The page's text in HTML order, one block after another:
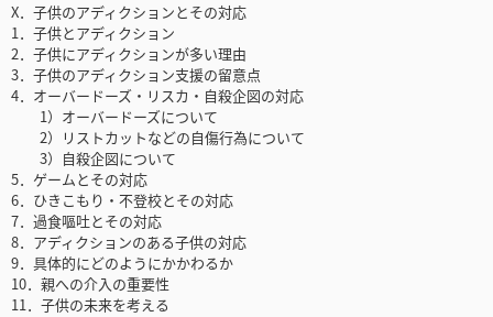
X．子供のアディクションとその対応
1．子供とアディクション
2．子供にアディクションが多い理由
3．子供のアディクション支援の留意点
4．オーバードーズ・リスカ・自殺企図の対応
1）オーバードーズについて
2）リストカットなどの自傷行為について
3）自殺企図について
5．ゲームとその対応
6．ひきこもり・不登校とその対応
7．過食嘔吐とその対応
8．アディクションのある子供の対応
9．具体的にどのようにかかわるか
10．親への介入の重要性
11．子供の未来を考える